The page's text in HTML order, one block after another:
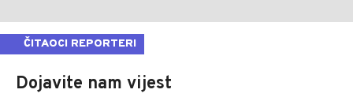
ČITAOCI REPORTERI
Dojavite nam vijest